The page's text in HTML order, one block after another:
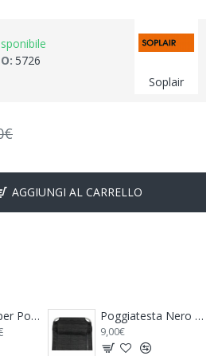
5726
Soplair
AGGIUNGI AL CARRELLO
Poggiapiedi Nero per Poltrona MAJESTIC WESTFIELD
49,90€